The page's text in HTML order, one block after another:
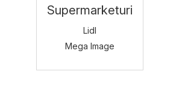
Supermarketuri
Lidl
Mega Image